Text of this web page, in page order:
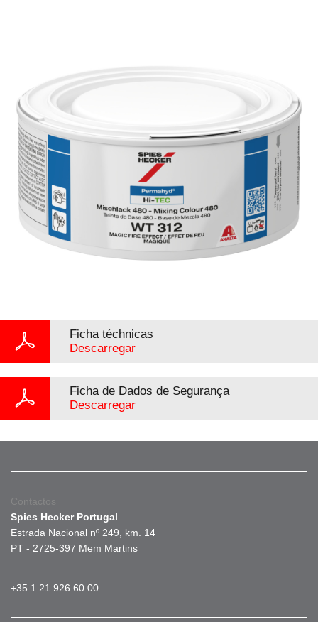
Ficha téchnicas
Descarregar
Ficha de Dados de Segurança
Descarregar
Contactos
Spies Hecker Portugal
Estrada Nacional nº 249, km. 14
PT - 2725-397 Mem Martins
+35 1 21 926 60 00